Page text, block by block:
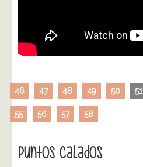
46 47 48 49 50 51
55 56 57 58
Puntos Calados